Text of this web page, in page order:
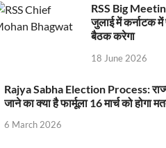
RSS Big
जुलाई में कर्नाटक में
बैठक करेगा
18 June 2026
Rajya Sabha Election Process:
जाने का क्या है फार्मूला 16 मार्च को होगा
6 March 2026